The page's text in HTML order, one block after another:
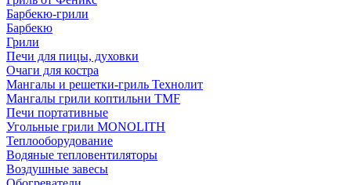
Барбекю-грили
Барбекю
Грили
Печи для пицы, духовки
Очаги для костра
Мангалы и решетки-гриль Технолит
Мангалы грили коптильни TMF
Печи портативные
Угольные грили MONOLITH
Теплооборудование
Водяные тепловентиляторы
Воздушные завесы